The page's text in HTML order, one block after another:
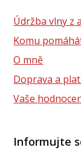
Údržba vlny z
Komu
O mně
Doprava a
Vaše
Informujte